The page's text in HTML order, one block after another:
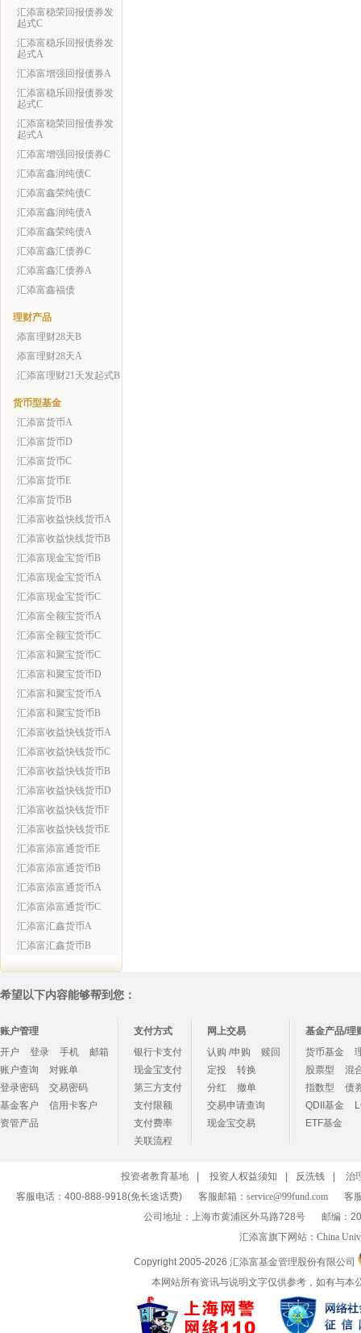
汇添富稳荣回报债券发
起式C
汇添富稳乐回报债券发
起式A
汇添富增强回报债券A
汇添富稳乐回报债券发
起式C
汇添富稳荣回报债券发
起式A
汇添富增强回报债券C
汇添富鑫润纯债C
汇添富鑫荣纯债C
汇添富鑫润纯债A
汇添富鑫荣纯债A
汇添富鑫汇债券C
汇添富鑫汇债券A
汇添富鑫福债
理财产品
添富理财28天B
添富理财28天A
汇添富理财21天发起式B
货币型基金
汇添富货币A
汇添富货币D
汇添富货币C
汇添富货币E
汇添富货币B
汇添富收益快线货币A
汇添富收益快线货币B
汇添富现金宝货币B
汇添富现金宝货币A
汇添富现金宝货币C
汇添富全额宝货币A
汇添富全额宝货币C
汇添富和聚宝货币C
汇添富和聚宝货币D
汇添富和聚宝货币A
汇添富和聚宝货币B
汇添富收益快钱货币A
汇添富收益快钱货币C
汇添富收益快钱货币B
汇添富收益快钱货币D
汇添富收益快钱货币F
汇添富收益快钱货币E
汇添富添富通货币E
汇添富添富通货币B
汇添富添富通货币A
汇添富添富通货币C
汇添富汇鑫货币A
汇添富汇鑫货币B
希望以下内容能够帮到您：
账户管理
开户
登录 手机
邮箱
账户查询
对账单
登录密码
交易密码
基金客户
信用卡客户
资管产品
支付方式
银行卡支付
现金宝支付
第三方支付
支付限额
支付费率
关联流程
网上交易
认购 /申购
赎回
定投
转换
分红
撤单
交易申请查询
现金宝交易
基金产品/理
货币基金
股票型
混
指数型
债
QDII基金
ETF基金
投资者教育基地 投资人权益须知 反洗钱
治
客服电话：400-888-9918(免长途话费)
客服邮箱： service@99fund.com
客
公司地址：上海市黄浦区外马路728号
邮编：
汇添富旗下网站： China
Copyright 2005-2026 汇添富基金管理股份有限公司
本网站所有资讯与说明文字仅供参考，如有与本